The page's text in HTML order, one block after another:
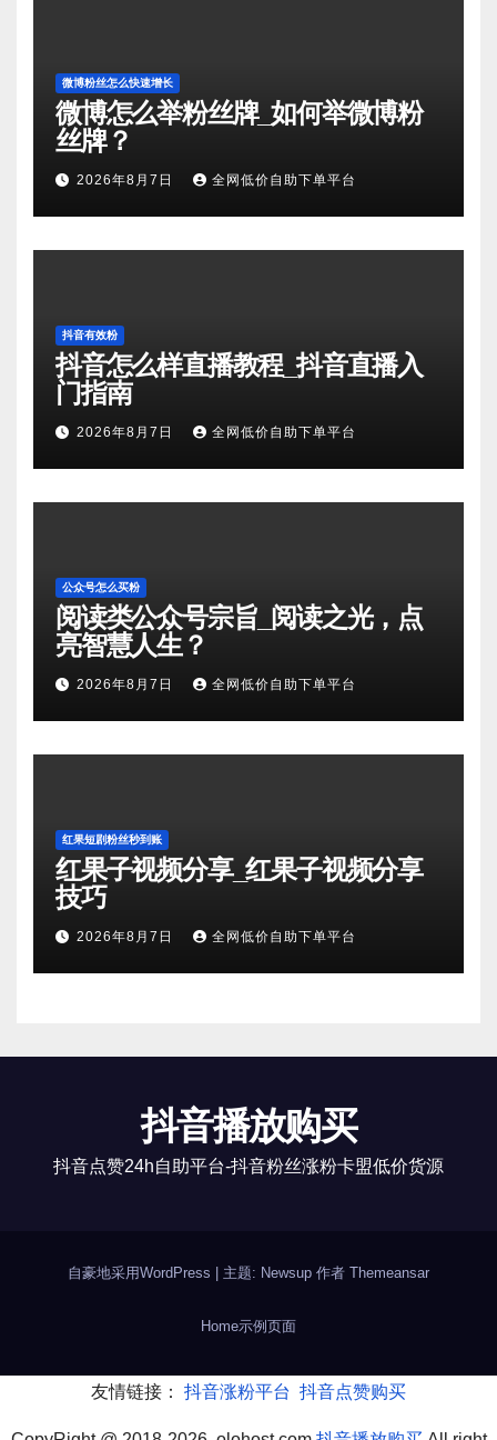
微博粉丝怎么快速增长
微博怎么举粉丝牌_如何举微博粉
丝牌？
2026年8月7日 全网低价自助下单平台
抖音有效粉
抖音怎么样直播教程_抖音直播入
门指南
2026年8月7日 全网低价自助下单平台
公众号怎么买粉
阅读类公众号宗旨_阅读之光，点
亮智慧人生？
2026年8月7日 全网低价自助下单平台
红果短剧粉丝秒到账
红果子视频分享_红果子视频分享
技巧
2026年8月7日 全网低价自助下单平台
抖音播放购买
抖音点赞24h自助平台-抖音粉丝涨粉卡盟低价货源
自豪地采用WordPress | 主题: Newsup 作者 Themeansar
Home示例页面
友情链接： 抖音涨粉平台 抖音点赞购买